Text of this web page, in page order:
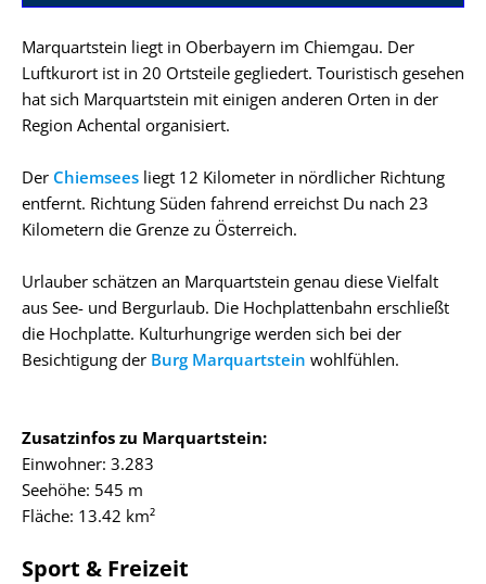
Marquartstein liegt in Oberbayern im Chiemgau. Der
Luftkurort ist in 20 Ortsteile gegliedert. Touristisch gesehen
hat sich Marquartstein mit einigen anderen Orten in der
Region Achental organisiert.
Der Chiemsees liegt 12 Kilometer in nördlicher Richtung
entfernt. Richtung Süden fahrend erreichst Du nach 23
Kilometern die Grenze zu Österreich.
Urlauber schätzen an Marquartstein genau diese Vielfalt
aus See- und Bergurlaub. Die Hochplattenbahn erschließt
die Hochplatte. Kulturhungrige werden sich bei der
Besichtigung der Burg Marquartstein wohlfühlen.
Zusatzinfos zu Marquartstein:
Einwohner: 3.283
Seehöhe: 545 m
Fläche: 13.42 km²
Sport & Freizeit